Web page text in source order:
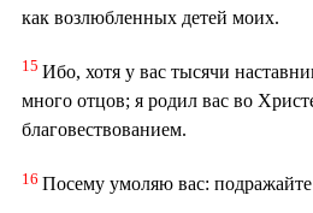
как возлюбленных детей моих.
15 Ибо, хотя у вас тысячи
много отцов; я родил вас во
благовествованием.
16 Посему умоляю вас: